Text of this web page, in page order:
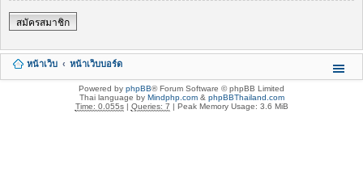
สมัครสมาชิก
หน้าเว็บ หน้าเว็บบอร์ด
Powered by phpBB® Forum Software © phpBB Limited
Thai language by Mindphp.com& phpBBThailand.com
Time: 0.055s| Queries: 7 | Peak Memory Usage: 3.6 MiB